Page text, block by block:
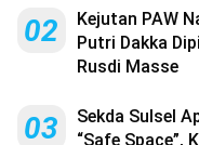
02
Kejutan PAW
Putri Dakka
Rusdi Masse
03
Sekda Sulsel
“Safe Space”,